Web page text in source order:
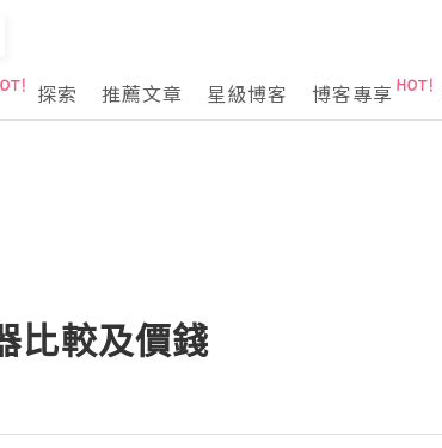
探索 推薦文章 星級博客 博客專享
比較及價錢